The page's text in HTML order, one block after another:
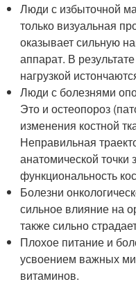
Люди с избыточной
только визуальная
оказывает сильную
аппарат. В
нагрузкой
Люди с болезнями
Это и остеопороз
изменения костной
Неправильная
анатомической точки
функциональность
Болезни
сильное влияние на
также сильно
Плохое питание и
усвоением важных
витаминов.